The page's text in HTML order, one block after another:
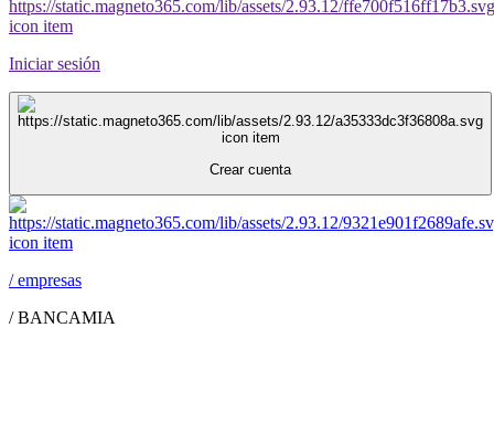
Iniciar sesión
Crear cuenta
/empresas
/BANCAMIA